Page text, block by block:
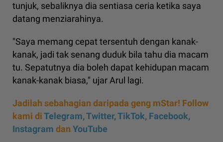
tunjuk, sebaliknya dia sentiasa ceria ketika saya
datang menziarahinya.
"Saya memang cepat tersentuh dengan kanak-
kanak, jadi tak senang duduk bila tahu dia macam
tu. Sepatutnya dia boleh dapat kehidupan macam
kanak-kanak biasa," ujar Arul lagi.
Jadilah sebahagian daripada geng mStar! Follow
kami diTelegram,Twitter,TikTok, Facebook,
Instagram dan YouTube